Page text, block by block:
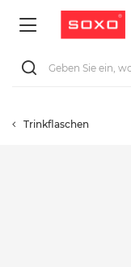
Trinkflaschen